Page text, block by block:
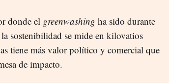
donde el greenwashing ha sido durante
sostenibilidad se mide en kilovatios
tiene más valor político y comercial que
de impacto.